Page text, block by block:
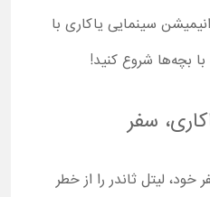
سینمایی یاکاری با
با بچه‌ها شروع کنید!
سفر
لیتل ثاندر را از خطر